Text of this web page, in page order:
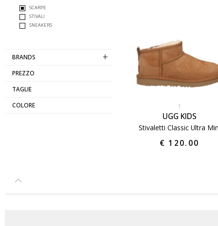
SCARPE
STIVALI
SNEAKERS
BRANDS
PREZZO
TAGLIE
COLORE 1
UGG KIDS
Stivaletti Classic Ultra
€ 120.00